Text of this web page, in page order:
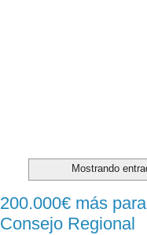
Mostrando
200.000€ más
Consejo Regional